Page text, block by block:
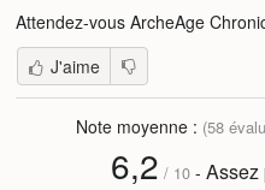
Attendez-vous ArcheAge
J'aime
Note moyenne : (58
6,2 / 10- Assez